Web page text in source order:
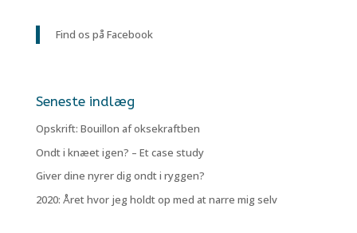
Find os på Facebook
Seneste indlæg
Opskrift: Bouillon af oksekraftben
Ondt i knæet igen? – Et case study
Giver dine nyrer dig ondt i ryggen?
2020: Året hvor jeg holdt op med at narre mig selv